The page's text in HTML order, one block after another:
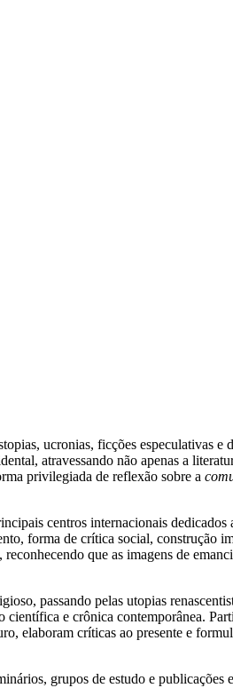
ucronias, ficções especulativas e
atravessando não apenas a
privilegiada de reflexão sobre a
centros internacionais dedicados
forma de crítica social, construção
que as imagens de
passando pelas utopias
e crônica contemporânea.
elaboram críticas ao presente e
grupos de estudo e publicações